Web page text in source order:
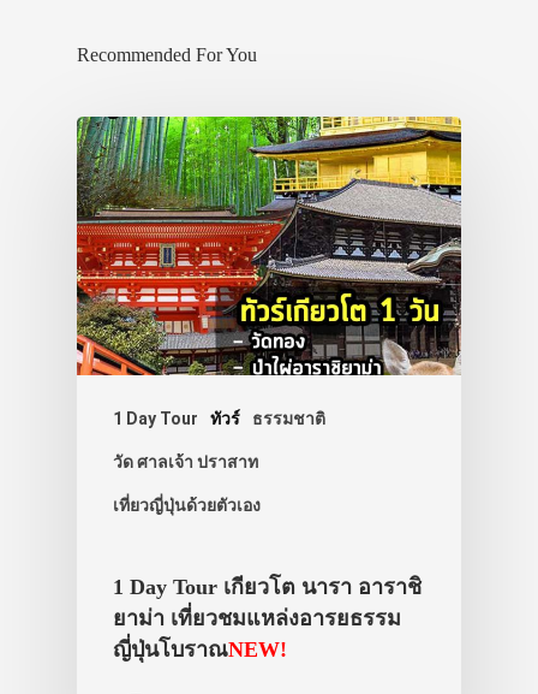
Recommended For You
1 Day Tour ทัวร์ ธรรมชาติ
วัด ศาลเจ้า ปราสาท
เที่ยวญี่ปุ่นด้วยตัวเอง
1 Day Tour เกียวโต นารา อาราชิ
ยาม่า เที่ยวชมแหล่งอารยธรรม
ญี่ปุ่นโบราณNEW!